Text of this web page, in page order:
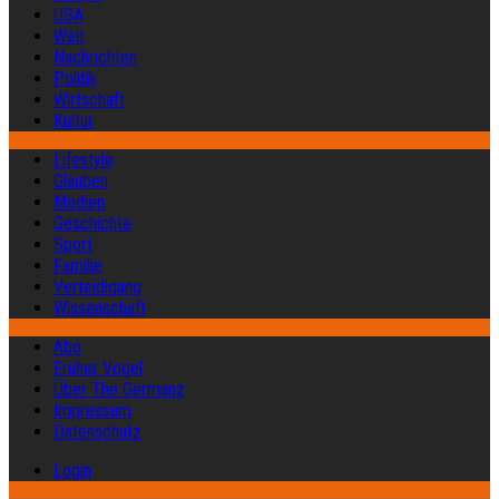
USA
Welt
Nachrichten
Politik
Wirtschaft
Kultur
Lifestyle
Glauben
Medien
Geschichte
Sport
Familie
Verteidigung
Wissenschaft
Abo
Früher Vogel
Über The Germanz
Impressum
Datenschutz
Login